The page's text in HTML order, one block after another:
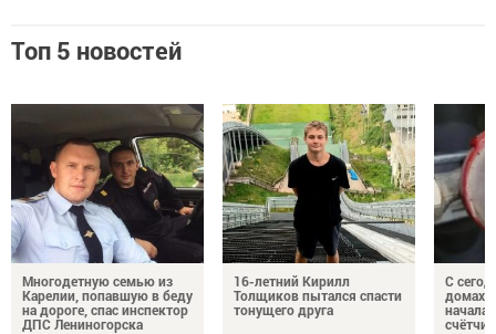
Топ 5 новостей
Многодетную семью из
Карелии, попавшую в беду
на дороге, спас инспектор
ДПС Лениногорска
16-летний Кирилл
Толщиков пытался спасти
тонущего друга
С
домах